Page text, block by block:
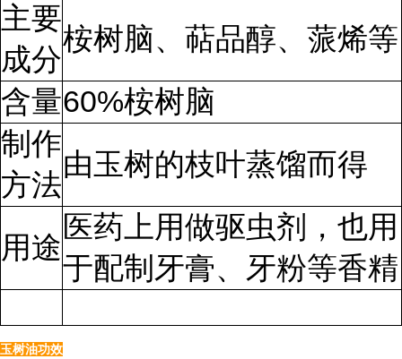
主要
成分
桉树脑、萜品醇、蒎烯等
含量60%桉树脑
制作
方法
由玉树的枝叶蒸馏而得
用途
医药上用做驱虫剂，也用
于配制牙膏、牙粉等香精
玉树油功效